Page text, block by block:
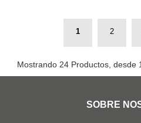
1 2
Mostrando 24 Productos, desde
SOBRE